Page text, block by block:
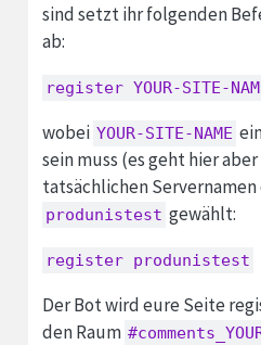
sind setzt ihr folgenden
ab:
register YOUR-SITE-
wobei YOUR-SITE-NAME
sein muss (es geht hier
tatsächlichen Servernamen
produnistest gewählt:
register produnistest
Der Bot wird eure Seite
den Raum